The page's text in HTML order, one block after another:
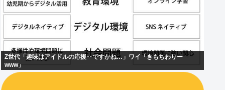
Z世代「趣味はアイドルの応援‥ですかね…」ワイ「きもちわりー
www」